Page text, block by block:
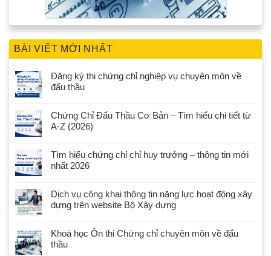
BÀI VIẾT MỚI NHẤT
Đăng ký thi chứng chỉ nghiệp vụ chuyên môn về
đấu thầu
Chứng Chỉ Đấu Thầu Cơ Bản – Tìm hiểu chi tiết từ
A-Z (2026)
Tìm hiểu chứng chỉ chỉ huy trưởng – thông tin mới
nhất 2026
Dịch vụ công khai thông tin năng lực hoạt động xây
dựng trên website Bộ Xây dựng
Khoá học Ôn thi Chứng chỉ chuyên môn về đấu
thầu